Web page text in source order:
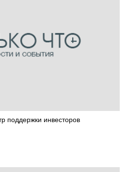
поддержки инвесторов